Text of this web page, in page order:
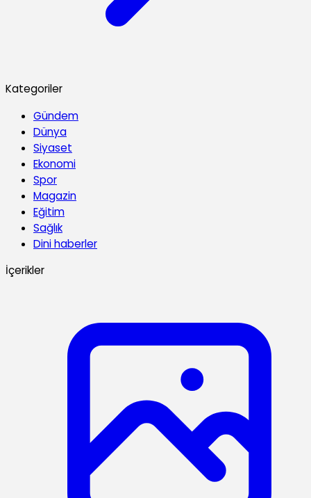
Kategoriler
Gündem
Dünya
Siyaset
Ekonomi
Spor
Magazin
Eğitim
Sağlık
Dini haberler
İçerikler